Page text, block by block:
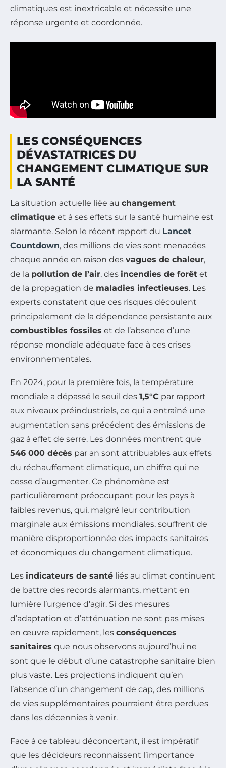
climatiques est inextricable et nécessite une
réponse urgente et coordonnée.
LES CONSÉQUENCES
DÉVASTATRICES DU
CHANGEMENT CLIMATIQUE SUR
LA SANTÉ
La situation actuelle liée au changement
climatique et à ses effets sur la santé humaine est
alarmante. Selon le récent rapport du Lancet
Countdown, des millions de vies sont menacées
chaque année en raison des vagues de chaleur,
de la pollution de l’air, des incendies de forêt et
de la propagation de maladies infectieuses. Les
experts constatent que ces risques découlent
principalement de la dépendance persistante aux
combustibles fossiles et de l’absence d’une
réponse mondiale adéquate face à ces crises
environnementales.
En 2024, pour la première fois, la température
mondiale a dépassé le seuil des 1,5°C par rapport
aux niveaux préindustriels, ce qui a entraîné une
augmentation sans précédent des émissions de
gaz à effet de serre. Les données montrent que
546 000 décès par an sont attribuables aux effets
du réchauffement climatique, un chiffre qui ne
cesse d’augmenter. Ce phénomène est
particulièrement préoccupant pour les pays à
faibles revenus, qui, malgré leur contribution
marginale aux émissions mondiales, souffrent de
manière disproportionnée des impacts sanitaires
et économiques du changement climatique.
Les indicateurs de santé liés au climat continuent
de battre des records alarmants, mettant en
lumière l’urgence d’agir. Si des mesures
d’adaptation et d’atténuation ne sont pas mises
en œuvre rapidement, les conséquences
sanitaires que nous observons aujourd’hui ne
sont que le début d’une catastrophe sanitaire bien
plus vaste. Les projections indiquent qu’en
l’absence d’un changement de cap, des millions
de vies supplémentaires pourraient être perdues
dans les décennies à venir.
Face à ce tableau déconcertant, il est impératif
que les décideurs reconnaissent l’importance